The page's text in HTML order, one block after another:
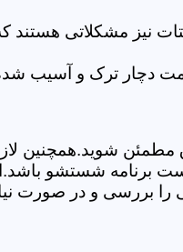
نیز مشکلاتی
دچار ترک و آسیب
شوید.همچنین
برنامه شستشو
را بررسی و در صورت